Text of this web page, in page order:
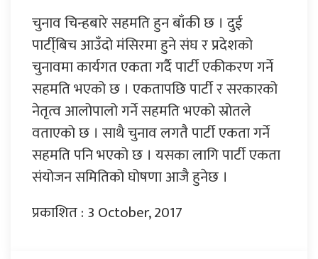
चुनाव चिन्हबारे सहमति हुन बाँकी छ । दुई
पार्टी्बिच आउँदो मंसिरमा हुने संघ र प्रदेशको
चुनावमा कार्यगत एकता गर्दै पार्टी एकीकरण गर्ने
सहमति भएको छ । एकतापछि पार्टी र सरकारको
नेतृत्व आलोपालो गर्ने सहमति भएको स्रोतले
वताएको छ । साथै चुनाव लगतै पार्टी एकता गर्ने
सहमति पनि भएको छ । यसका लागि पार्टी एकता
संयोजन समितिको घोषणा आजै हुनेछ ।
प्रकाशित : 3 October, 2017